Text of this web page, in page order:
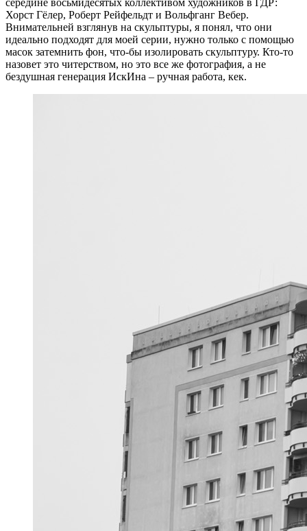
Хорст Гёлер, Роберт Рейфельдт и Вольфганг Вебер.
Внимательней взглянув на скульптуры, я понял, что они
идеально подходят для моей серии, нужно только с помощью
масок затемнить фон, что-бы изолировать скульптуру. Кто-то
назовет это читерством, но это все же фотография, а не
бездушная генерация ИскИна – ручная работа, кек.